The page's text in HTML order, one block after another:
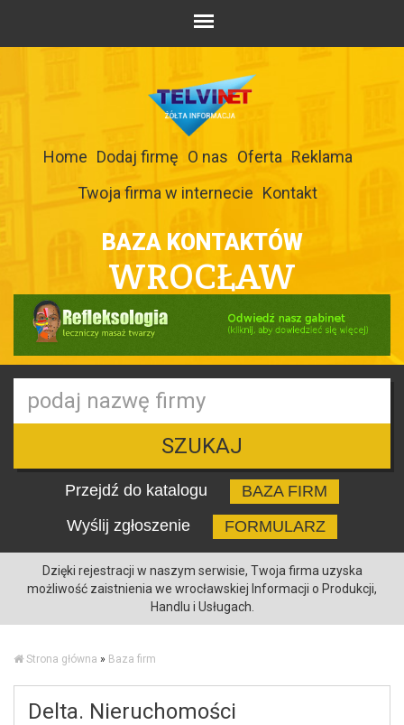
Home Dodaj firmę O nas Oferta Reklama
Twoja firma w internecie Kontakt
BAZA KONTAKTÓW
WROCŁAW
SZUKAJ
Przejdź do katalogu
BAZA FIRM
Wyślij zgłoszenie
FORMULARZ
Dzięki rejestracji w naszym serwisie, Twoja firma uzyska
możliwość zaistnienia we wrocławskiej Informacji o Produkcji,
Handlu i Usługach.
Strona główna » Baza firm
Delta. Nieruchomości